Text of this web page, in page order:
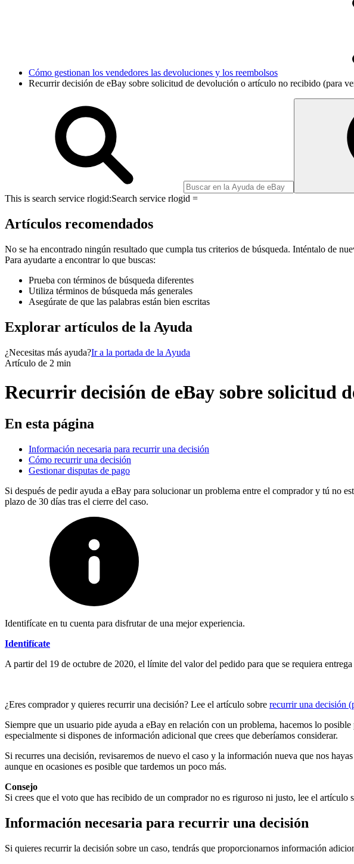
Cómo gestionan los vendedores las devoluciones y los reembolsos
Recurrir decisión de eBay sobre solicitud de devolución o artículo no recibido (para
This is search service rlogid:Search service rlogid =
Artículos recomendados
No se ha encontrado ningún resultado que cumpla tus criterios de búsqueda. Inténtalo de
Para ayudarte a encontrar lo que buscas:
Prueba con términos de búsqueda diferentes
Utiliza términos de búsqueda más generales
Asegúrate de que las palabras están bien escritas
Explorar artículos de la Ayuda
¿Necesitas más ayuda?Ir a la portada de la Ayuda
Artículo de 2 min
Recurrir decisión de eBay sobre solicitud
En esta página
Información necesaria para recurrir una decisión
Cómo recurrir una decisión
Gestionar disputas de pago
Si después de pedir ayuda a eBay para solucionar un problema entre el comprador y tú no
plazo de 30 días tras el cierre del caso.
Identifícate en tu cuenta para disfrutar de una mejor experiencia.
Identifícate
A partir del 19 de octubre de 2020, el límite del valor del pedido para que se requiera
¿Eres comprador y quieres recurrir una decisión? Lee el artículo sobre recurrir una decisión
Siempre que un usuario pide ayuda a eBay en relación con un problema, hacemos lo
especialmente si dispones de información adicional que crees que deberíamos considerar.
Si recurres una decisión, revisaremos de nuevo el caso y la información nueva que nos
aunque en ocasiones es posible que tardemos un poco más.
Consejo
Si crees que el voto que has recibido de un comprador no es riguroso ni justo, lee el artículo
Información necesaria para recurrir una decisión
Si quieres recurrir la decisión sobre un caso, tendrás que proporcionarnos información